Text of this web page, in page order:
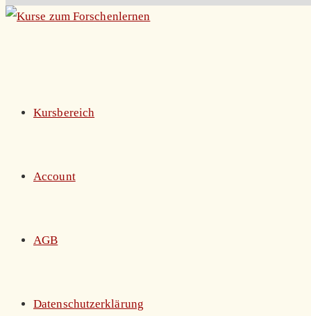
Zum
Kursbereich
Account
AGB
Datenschutzerklärung